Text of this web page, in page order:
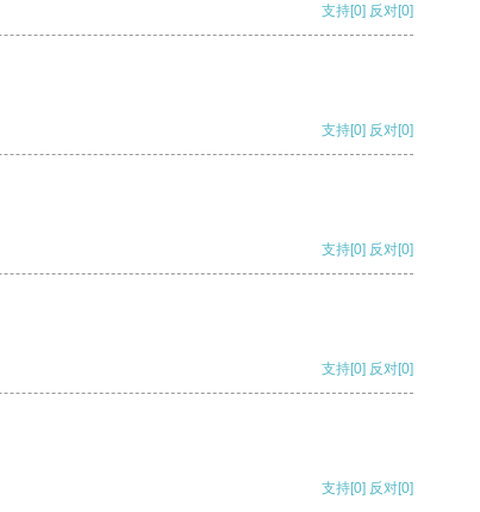
支持[0] 反对[0]
支持[0] 反对[0]
支持[0] 反对[0]
支持[0] 反对[0]
支持[0] 反对[0]